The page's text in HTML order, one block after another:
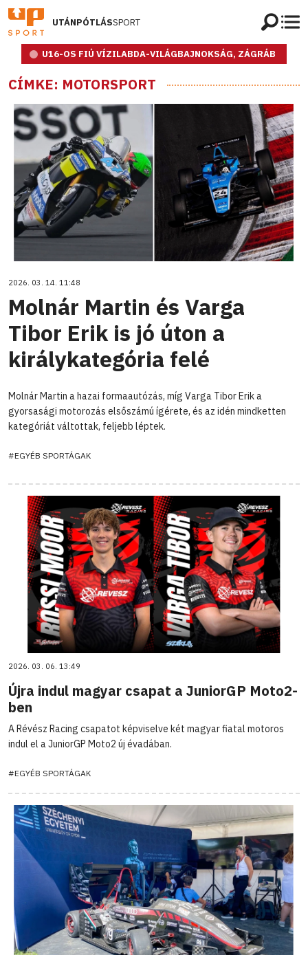
UTÁNPÓTLÁSSPORT
U16-OS FIÚ VÍZILABDA-VILÁGBAJNOKSÁG, ZÁGRÁB
CÍMKE: MOTORSPORT
2026. 03. 14. 11:48
Molnár Martin és Varga
Tibor Erik is jó úton a
királykategória felé
Molnár Martin a hazai formaautózás, míg Varga Tibor Erik a
gyorsasági motorozás elsőszámú ígérete, és az idén mindketten
kategóriát váltottak, feljebb léptek.
#EGYÉB SPORTÁGAK
2026. 03. 06. 13:49
Újra indul magyar csapat a JuniorGP Moto2-
ben
A Révész Racing csapatot képviselve két magyar fiatal motoros
indul el a JuniorGP Moto2 új évadában.
#EGYÉB SPORTÁGAK